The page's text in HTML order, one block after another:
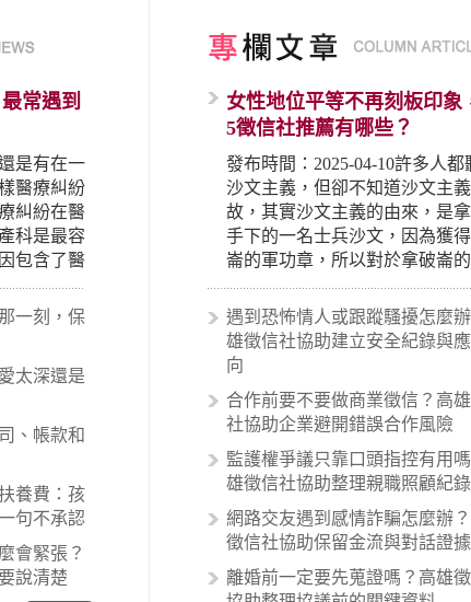
常遇到
是有在一
醫療糾紛
糾紛在醫
科是最容
包含了醫
疏失、手
療費用的
生與病患
，我們如
究竟該怎
內容其實
一刻，保
太深還是
、帳款和
養費：孩
句不承認
會緊張？
說清楚
女性地位平等不再刻板印象
5徵信社推薦有哪些？
發布時間：2025-04-10許多人都
沙文主義，但卻不知道沙文主
故，其實沙文主義的由來，是
手下的一名士兵沙文，因為獲
崙的軍功章，所以對於拿破崙
事蹟和政策產生狂熱崇拜，形
的狀況，所以沙文主義後來就
暗指偏見和歧視，而且有沙文
向的人，通常對於自己的國家和
國家的人，所以沙文主義也廣
在種族歧視的說法，甚至還出現
性沙文…
遇到恐怖情人或跟蹤騷擾怎麼
雄徵信社協助建立安全紀錄與
向
合作前要不要做商業徵信？高
社協助企業避開錯誤合作風險
監護權爭議只靠口頭指控有用
雄徵信社協助整理親職照顧紀錄
網路交友遇到感情詐騙怎麼辦
徵信社協助保留金流與對話證據
離婚前一定要先蒐證嗎？高雄